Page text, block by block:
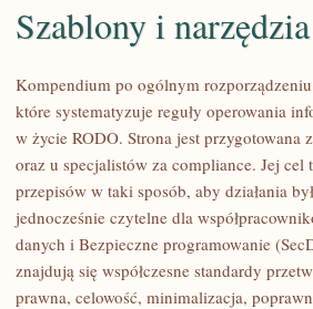
SZABLONY
NARZĘDZIA
Szablony i narzędzia
Kompendium po ogólnym
które systematyzuje reguły operowania
w życie RODO. Strona jest
oraz u specjalistów za compliance. Jej cel
przepisów w taki sposób, aby działania
jednocześnie czytelne dla
danych i Bezpieczne programowanie
znajdują się współczesne standardy
prawna, celowość, minimalizacja,